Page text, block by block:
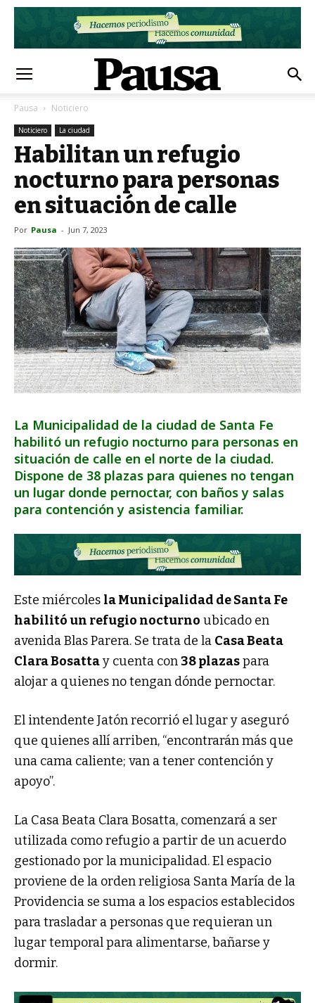
Pausa Noticiero
Noticiero La ciudad
Habilitan un refugio
nocturno para personas
en situación de calle
Por Pausa - Jun 7, 2023
La Municipalidad de la ciudad de Santa Fe
habilitó un refugio nocturno para personas en
situación de calle en el norte de la ciudad.
Dispone de 38 plazas para quienes no tengan
un lugar donde pernoctar, con baños y salas
para contención y asistencia familiar.
Este miércoles la Municipalidad de Santa Fe
habilitó un refugio nocturno ubicado en
avenida Blas Parera. Se trata de la Casa Beata
Clara Bosattay cuenta con38 plazaspara
alojar a quienes no tengan dónde pernoctar.
El intendente Jatón recorrió el lugar y aseguró
que quienes allí arriben, “encontrarán más que
una cama caliente; van a tener contención y
apoyo”.
La Casa Beata Clara Bosatta, comenzará a ser
utilizada como refugio a partir de un acuerdo
gestionado por la municipalidad. El espacio
proviene de la orden religiosa Santa María de la
Providencia se suma a los espacios establecidos
para trasladar a personas que requieran un
lugar temporal para alimentarse, bañarse y
dormir.